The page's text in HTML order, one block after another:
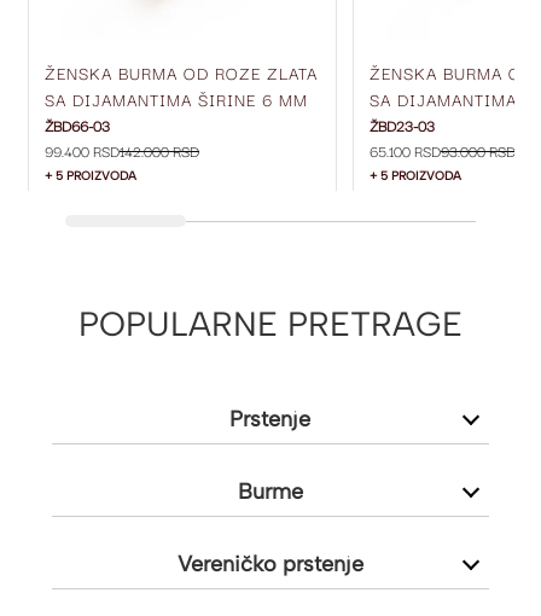
ŽENSKA BURMA OD ROZE ZLATA
SA DIJAMANTIMA ŠIRINE 6 MM
ŽBD66-03
ŽBD66-03
99.400 RSD142.000 RSD
+ 5 PROIZVODA
ŽENSKA BURMA OD
SA DIJAMANTIMA
MM ŽBD23-03
ŽBD23-03
65.100 RSD93.000 RSD
+ 5 PROIZVODA
POPULARNE PRETRAGE
Prstenje
Burme
Vereničko prstenje